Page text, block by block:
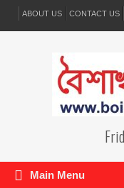
ABOUT US CONTACT US
Main Menu